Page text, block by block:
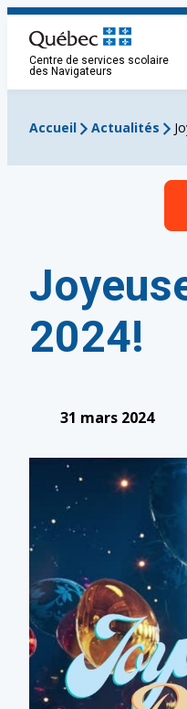
Aller
contenu
Centre de services scolaire
des Navigateurs
Accueil Actualités
2024!
31 mars 2024